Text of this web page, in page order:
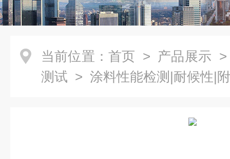
当前位置： 首页 > 产品展示
测试 > 涂料性能检测|耐候性|